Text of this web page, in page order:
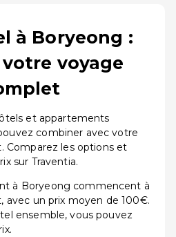
à Boryeong :
voyage
et appartements
combiner avec votre
Comparez les options et
sur Traventia.
à Boryeong commencent à
avec un prix moyen de 100€.
ensemble, vous pouvez